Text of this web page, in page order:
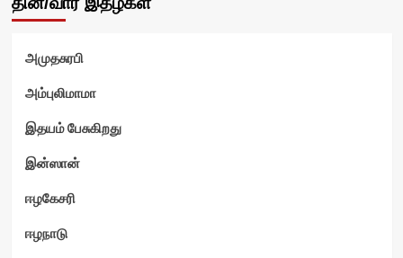
அமுதசுரபி
அம்புலிமாமா
இதயம் பேசுகிறது
இன்ஸான்
ஈழகேசரி
ஈழநாடு